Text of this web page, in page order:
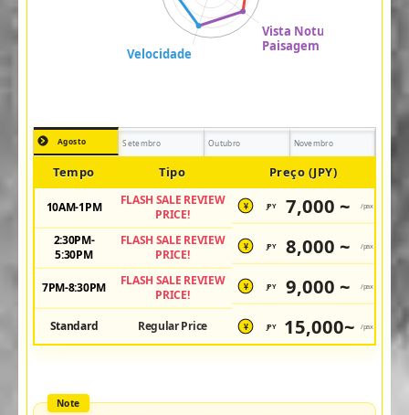
Agosto Setembro Outubro Novembro
Tempo Tipo Preço (JPY)
10AM-1PM
FLASH SALE REVIEW
PRICE!
¥ JPY 7,000 ~ /pax
2:30PM-
5:30PM
FLASH SALE REVIEW
PRICE!
¥ JPY 8,000 ~ /pax
7PM-8:30PM
FLASH SALE REVIEW
PRICE!
¥ JPY 9,000 ~ /pax
Standard Regular Price ¥ JPY 15,000~ /pax